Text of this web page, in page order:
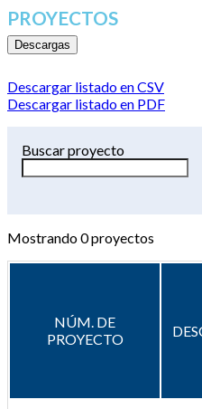
PROYECTOS
Descargas
Descargar listado en CSV
Descargar listado en PDF
Buscar proyecto
Mostrando0proyectos
NÚM. DE
PROYECTO